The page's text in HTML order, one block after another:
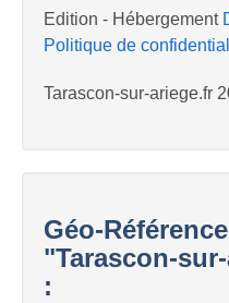
Edition - Hébergement
Politique de
Tarascon-sur-ariege.fr
Géo-
"Tarascon-
: